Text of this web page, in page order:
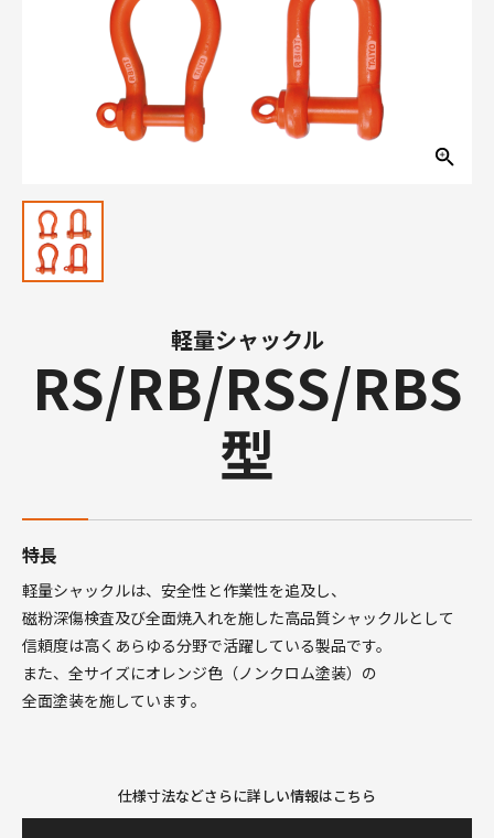
軽量シャックル
RS/RB/RSS/RBS
型
特長
軽量シャックルは、安全性と作業性を追及し、
磁粉深傷検査及び全面焼入れを施した高品質シャックルとして
信頼度は高くあらゆる分野で活躍している製品です。
また、全サイズにオレンジ色（ノンクロム塗装）の
全面塗装を施しています。
仕様寸法などさらに詳しい情報はこちら